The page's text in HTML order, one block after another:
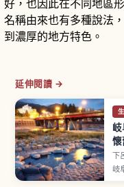
好，也因此在不同地區
名稱由來也有多種說法
到濃厚的地方特色。
延伸閱讀 →
懷
下
津
岐